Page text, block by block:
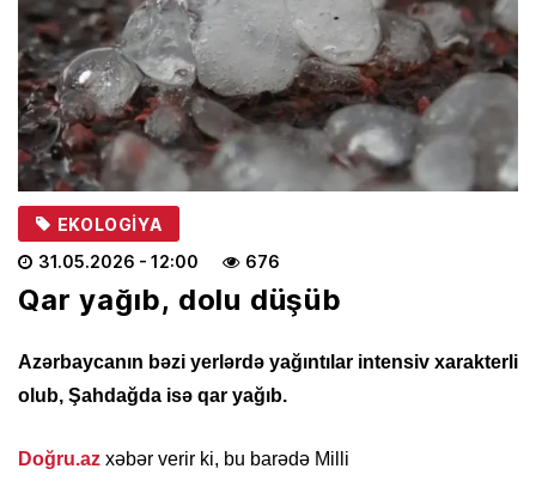
EKOLOGIYA
31.05.2026 - 12:00 676
Qar yağıb, dolu düşüb
Azərbaycanın bəzi yerlərdə yağıntılar intensiv xarakterli
olub, Şahdağda isə qar yağıb.
Doğru.az xəbər verir ki, bu barədə Milli